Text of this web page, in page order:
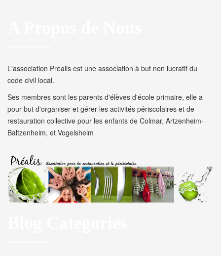
L'association Préalis est une association à but non lucratif du
code civil local.
Ses membres sont les parents d'élèves d'école primaire, elle a
pour but d'organiser et gérer les activités périscolaires et de
restauration collective pour les enfants de Colmar, Artzenheim-
Baltzenheim, et Vogelsheim